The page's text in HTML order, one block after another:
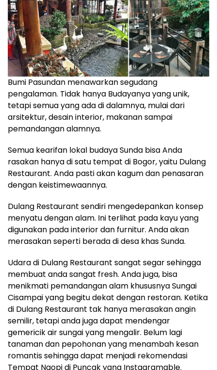
Bumi Pasundan menawarkan segudang
pengalaman. Tidak hanya Budayanya yang unik,
tetapi semua yang ada di dalamnya, mulai dari
arsitektur, desain interior, makanan sampai
pemandangan alamnya.
Semua kearifan lokal budaya Sunda bisa Anda
rasakan hanya di satu tempat di Bogor, yaitu Dulang
Restaurant. Anda pasti akan kagum dan penasaran
dengan keistimewaannya.
Dulang Restaurant sendiri mengedepankan konsep
menyatu dengan alam. Ini terlihat pada kayu yang
digunakan pada interior dan furnitur. Anda akan
merasakan seperti berada di desa khas Sunda.
Udara di Dulang Restaurant sangat segar sehingga
membuat anda sangat fresh. Anda juga, bisa
menikmati pemandangan alam khususnya Sungai
Cisampai yang begitu dekat dengan restoran. Ketika
di Dulang Restaurant tak hanya merasakan angin
semilir, tetapi anda juga dapat mendengar
gemericik air sungai yang mengalir. Belum lagi
tanaman dan pepohonan yang menambah kesan
romantis sehingga dapat menjadi rekomendasi
Tempat Ngopi di Puncak yang Instagramable.